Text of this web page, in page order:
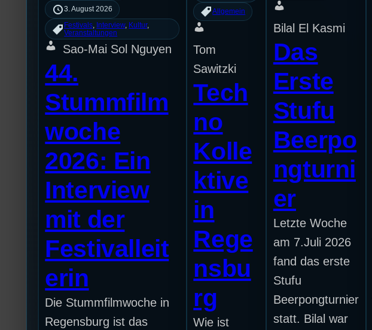
3. August 2026
Festivals Interview, Kultur
Veranstaltungen
Sao-Mai Sol Nguyen
44.
Stummfilm
woche
2026: Ein
Interview
mit der
Festivalleit
erin
Die Stummfilmwoche in
Regensburg ist das
Allgemein
Tom
Sawitzki
Tech
no
Kolle
ktive
in
Rege
nsbu
rg
Wie ist
Bilal El Kasmi
Das
Erste
Stufu
Beerpo
ngturni
er
Letzte Woche
am 7.Juli 2026
fand das erste
Stufu
Beerpongturnier
statt. Bilal war